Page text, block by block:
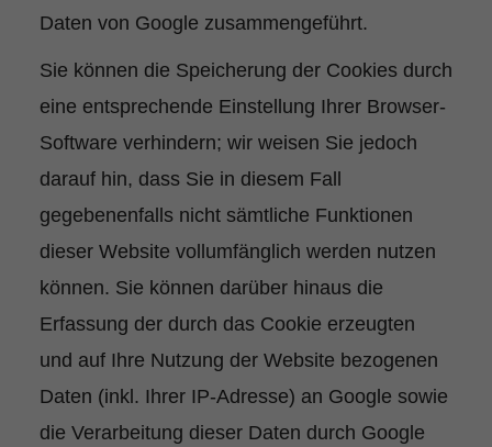
Daten von Google zusammengeführt.
Sie können die Speicherung der Cookies durch
eine entsprechende Einstellung Ihrer Browser-
Software verhindern; wir weisen Sie jedoch
darauf hin, dass Sie in diesem Fall
gegebenenfalls nicht sämtliche Funktionen
dieser Website vollumfänglich werden nutzen
können. Sie können darüber hinaus die
Erfassung der durch das Cookie erzeugten
und auf Ihre Nutzung der Website bezogenen
Daten (inkl. Ihrer IP-Adresse) an Google sowie
die Verarbeitung dieser Daten durch Google